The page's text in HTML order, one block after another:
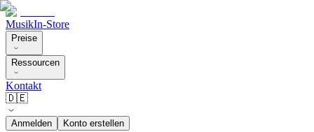
MusikIn-Store
Preise
Ressourcen
Kontakt
🇩🇪
Anmelden Konto erstellen